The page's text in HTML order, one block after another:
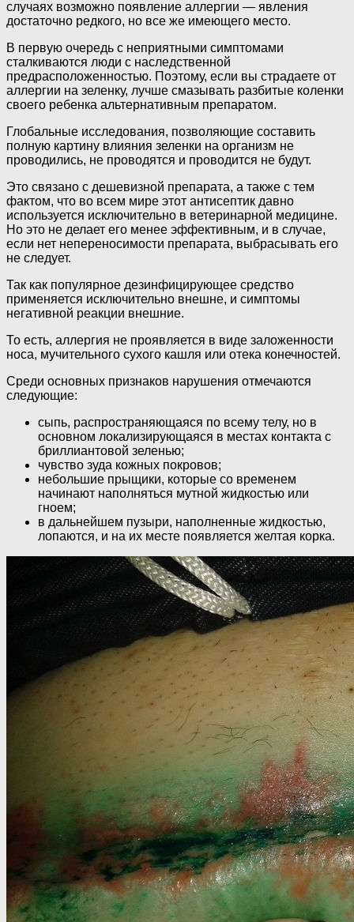
случаях возможно появление аллергии — явления
достаточно редкого, но все же имеющего место.
В первую очередь с неприятными симптомами
сталкиваются люди с наследственной
предрасположенностью. Поэтому, если вы страдаете от
аллергии на зеленку, лучше смазывать разбитые коленки
своего ребенка альтернативным препаратом.
Глобальные исследования, позволяющие составить
полную картину влияния зеленки на организм не
проводились, не проводятся и проводится не будут.
Это связано с дешевизной препарата, а также с тем
фактом, что во всем мире этот антисептик давно
используется исключительно в ветеринарной медицине.
Но это не делает его менее эффективным, и в случае,
если нет непереносимости препарата, выбрасывать его
не следует.
Так как популярное дезинфицирующее средство
применяется исключительно внешне, и симптомы
негативной реакции внешние.
То есть, аллергия не проявляется в виде заложенности
носа, мучительного сухого кашля или отека конечностей.
Среди основных признаков нарушения отмечаются
следующие:
сыпь, распространяющаяся по всему телу, но в
основном локализирующаяся в местах контакта с
бриллиантовой зеленью;
чувство зуда кожных покровов;
небольшие прыщики, которые со временем
начинают наполняться мутной жидкостью или
гноем;
в дальнейшем пузыри, наполненные жидкостью,
лопаются, и на их месте появляется желтая корка.